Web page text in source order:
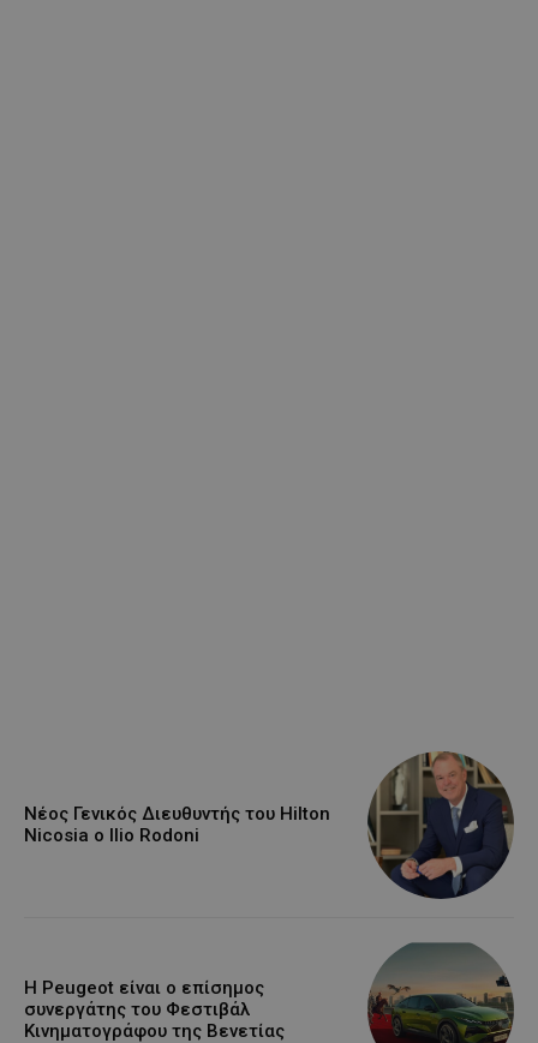
Νέος Γενικός Διευθυντής του Hilton
Nicosia ο Ilio Rodoni
Η Peugeot είναι ο επίσημος
συνεργάτης του Φεστιβάλ
Κινηματογράφου της Βενετίας